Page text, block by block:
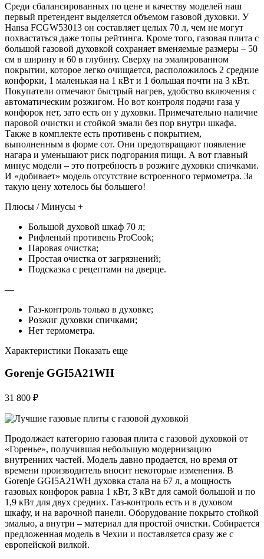
Среди сбалансированных по цене и качеству моделей наш
первый претендент выделяется объемом газовой духовки. У
Hansa FCGW53013 он составляет целых 70 л, чем не могут
похвастаться даже топы рейтинга. Кроме того, газовая плита с
большой газовой духовкой сохраняет вменяемые размеры – 50
см в ширину и 60 в глубину. Сверху на эмалированном
покрытии, которое легко очищается, расположилось 2 средние
конфорки, 1 маленькая на 1 кВт и 1 большая почти на 3 кВт.
Покупатели отмечают быстрый нагрев, удобство включения с
автоматическим розжигом. Но вот контроля подачи газа у
конфорок нет, зато есть он у духовки. Примечательно наличие
паровой очистки и стойкой эмали без пор внутри шкафа.
Также в комплекте есть противень с покрытием,
выполненным в форме сот. Они предотвращают появление
нагара и уменьшают риск подгорания пищи. А вот главный
минус модели – это потребность в розжиге духовки спичками.
И «добивает» модель отсутствие встроенного термометра. За
такую цену хотелось бы большего!
Плюсы / Минусы +
Большой духовой шкаф 70 л;
Рифленый противень ProCook;
Паровая очистка;
Простая очистка от загрязнений;
Подсказка с рецептами на дверце.
—
Газ-контроль только в духовке;
Розжиг духовки спичками;
Нет термометра.
Характеристики Показать еще
Gorenje GGI5A21WH
31 800 ₽
Продолжает категорию газовая плита с газовой духовкой от
«Горенье», получившая небольшую модернизацию
внутренних частей. Модель давно продается, но время от
времени производитель вносит некоторые изменения. В
Gorenje GGI5A21WH духовка стала на 67 л, а мощность
газовых конфорок равна 1 кВт, 3 кВт для самой большой и по
1,9 кВт для двух средних. Газ-контроль есть и в духовом
шкафу, и на варочной панели. Оборудование покрыто стойкой
эмалью, а внутри – материал для простой очистки. Собирается
предложенная модель в Чехии и поставляется сразу же с
европейской вилкой.